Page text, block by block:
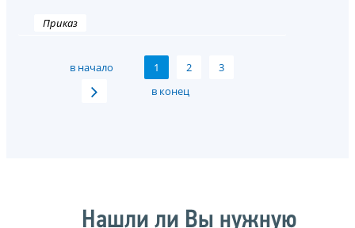
Приказ
в начало 1 2
3
в конец
Нашли ли Вы нужную